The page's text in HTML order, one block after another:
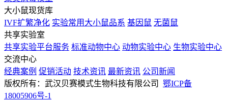
大小鼠现货库
IVF扩繁净化 实验常用大小鼠品系 基因鼠 无菌鼠
共享实验室
共享实验平台服务 标准动物中心 动物实验中心 生物实验中心
交流中心
经典案例 促销活动 技术资讯 最新资讯 公司新闻
版权所有：武汉贝赛模式生物科技有限公司 鄂ICP备
18005906号-1